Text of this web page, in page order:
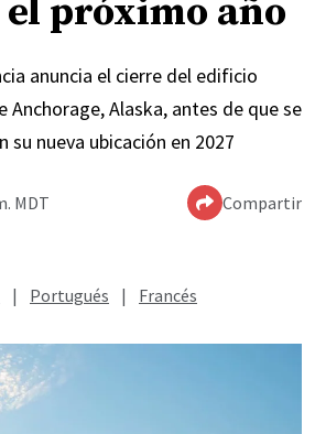
próximo año
anuncia el cierre del edificio
Anchorage, Alaska, antes de que se
su nueva ubicación en 2027
MDT Compartir
| Portugués | Francés